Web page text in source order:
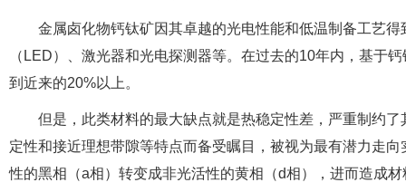
金属卤化物钙钛矿因其卓越的光电性能和低温制备工艺
（LED）、激光器和光电探测器等。在过去的10年内，基于
到近来的20%以上。
但是，此类材料的最大缺点就是热稳定性差，严重制约
定性和接近理想带隙等特点而备受瞩目，被视为最有潜力走
性的黑相（a相）转变成非光活性的黄相（d相），进而造成